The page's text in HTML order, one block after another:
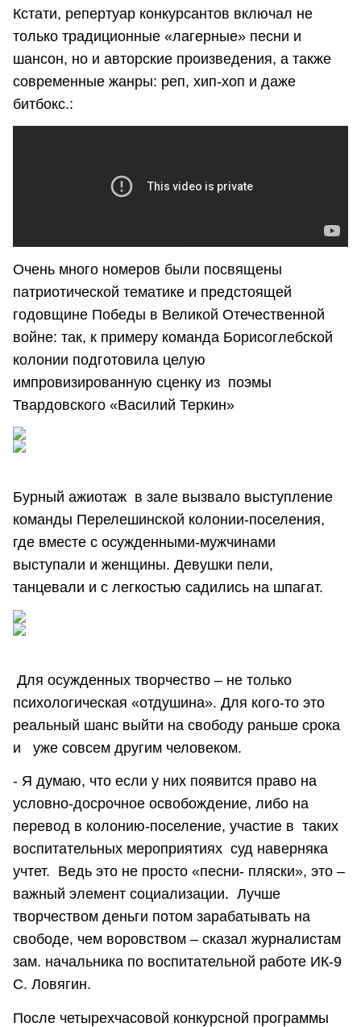
Кстати, репертуар конкурсантов включал не
только традиционные «лагерные» песни и
шансон, но и авторские произведения, а также
современные жанры: реп, хип-хоп и даже
битбокс.:
Очень много номеров были посвящены
патриотической тематике и предстоящей
годовщине Победы в Великой Отечественной
войне: так, к примеру команда Борисоглебской
колонии подготовила целую
импровизированную сценку из поэмы
Твардовского «Василий Теркин»
Бурный ажиотаж в зале вызвало выступление
команды Перелешинской колонии-поселения,
где вместе с осужденными-мужчинами
выступали и женщины. Девушки пели,
танцевали и с легкостью садились на шпагат.
Для осужденных творчество – не только
психологическая «отдушина». Для кого-то это
реальный шанс выйти на свободу раньше срока
и уже совсем другим человеком.
- Я думаю, что если у них появится право на
условно-досрочное освобождение, либо на
перевод в колонию-поселение, участие в таких
воспитательных мероприятиях суд наверняка
учтет. Ведь это не просто «песни- пляски», это –
важный элемент социализации. Лучше
творчеством деньги потом зарабатывать на
свободе, чем воровством – сказал журналистам
зам. начальника по воспитательной работе ИК-9
С. Ловягин.
После четырехчасовой конкурсной программы